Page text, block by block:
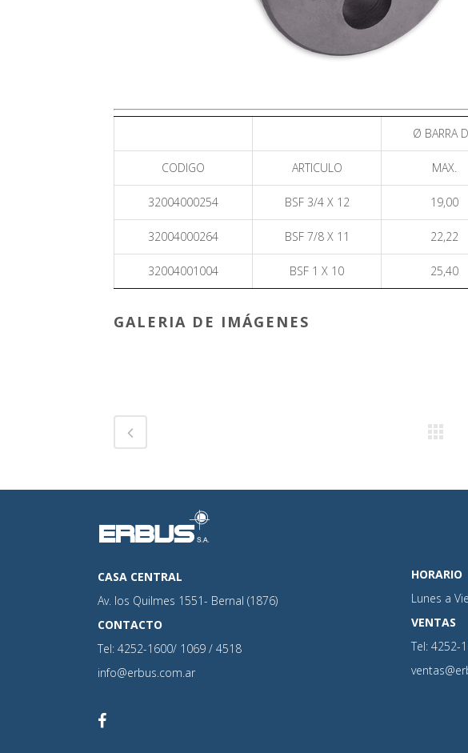
Ø BARRA
CODIGO ARTICULO MAX.
32004000254 BSF 3/4 X 12 19,00
32004000264 BSF 7/8 X 11 22,22
32004001004 BSF 1 X 10 25,40
GALERIA DE IMÁGENES
CASA CENTRAL
Av. los Quilmes 1551- Bernal (1876)
CONTACTO
Tel: 4252-1600/ 1069 / 4518
info@erbus.com.ar
HORARIO
Lunes a
VENTAS
Tel: 4252-